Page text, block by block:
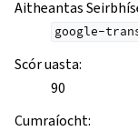
Aitheantas
google-
Scór uasta:
90
Cumraíocht: